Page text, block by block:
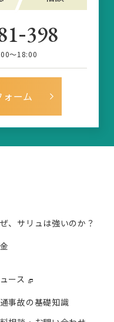
-398
～18:00
ォーム
、サリュは強いのか？
ース
事故の基礎知識